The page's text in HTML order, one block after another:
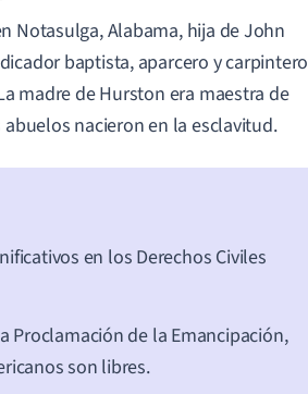
Notasulga, Alabama, hija de John
baptista, aparcero y carpintero
madre de Hurston era maestra de
nacieron en la esclavitud.
en los Derechos Civiles
Proclamación de la Emancipación,
son libres.